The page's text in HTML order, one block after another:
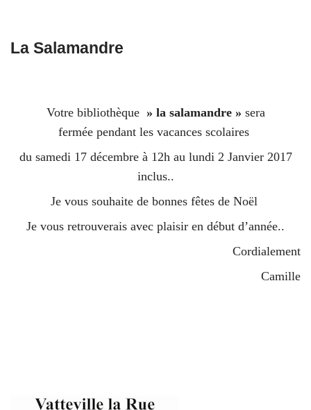
La Salamandre
Votre bibliothèque » la salamandre » sera
fermée pendant les vacances scolaires
du samedi 17 décembre à 12h au lundi 2 Janvier 2017
inclus..
Je vous souhaite de bonnes fêtes de Noël
Je vous retrouverais avec plaisir en début d’année..
Cordialement
Camille